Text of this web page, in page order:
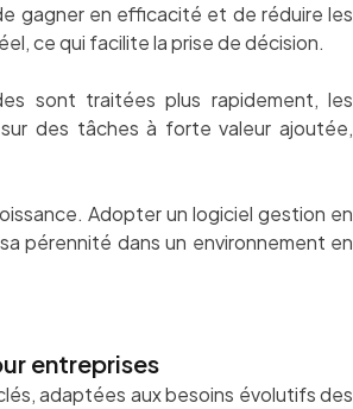
gagner en efficacité et de réduire les
ce qui facilite la prise de décision.
sont traitées plus rapidement, les
des tâches à forte valeur ajoutée,
Adopter un logiciel gestion en
pérennité dans un environnement en
entreprises
adaptées aux besoins évolutifs des